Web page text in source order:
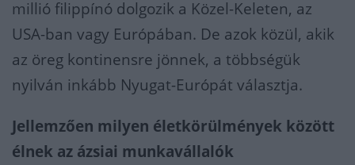
millió filippínó dolgozik a Közel-Keleten, az
USA-ban vagy Európában. De azok közül, akik
az öreg kontinensre jönnek, a többségük
nyilván inkább Nyugat-Európát választja.
Jellemzően milyen életkörülmények között
élnek az ázsiai munkavállalók